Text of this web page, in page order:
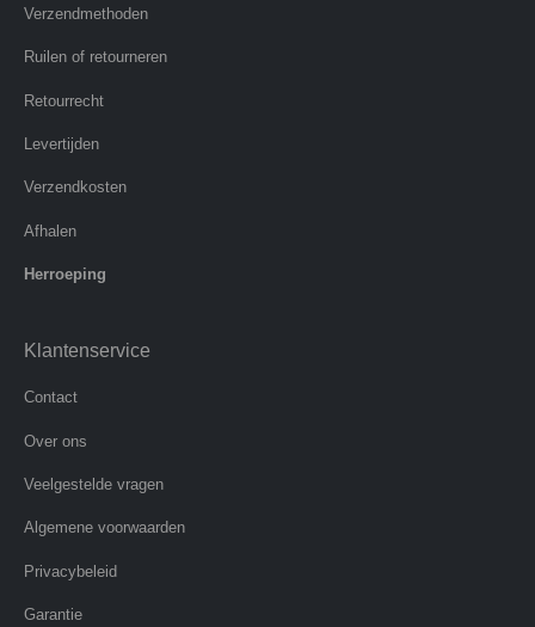
Verzendmethoden
Ruilen of retourneren
Retourrecht
Levertijden
Verzendkosten
Afhalen
Herroeping
Klantenservice
Contact
Over ons
Veelgestelde vragen
Algemene voorwaarden
Privacybeleid
Garantie